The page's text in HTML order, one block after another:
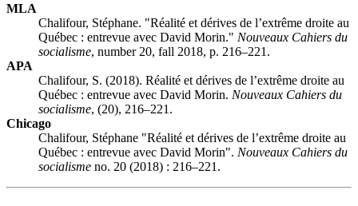
MLA
Chalifour, Stéphane. "Réalité et dérives de l’extrême droite au
Québec : entrevue avec David Morin." Nouveaux Cahiers du
socialisme, number 20, fall 2018, p. 216–221.
APA
Chalifour, S. (2018). Réalité et dérives de l’extrême droite au
Québec : entrevue avec David Morin. Nouveaux Cahiers du
socialisme, (20), 216–221.
Chicago
Chalifour, Stéphane "Réalité et dérives de l’extrême droite au
Québec : entrevue avec David Morin". Nouveaux Cahiers du
socialisme no. 20 (2018) : 216–221.